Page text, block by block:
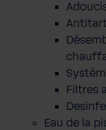
Filtres
Eau de la